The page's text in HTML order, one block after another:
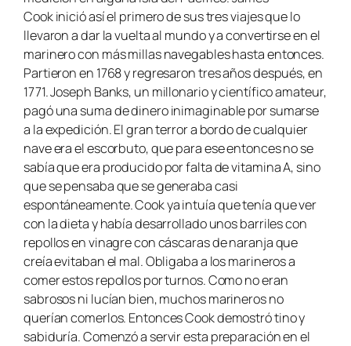
Cook inició así el primero de sus tres viajes que lo
llevaron a dar la vuelta al mundo y a convertirse en el
marinero con más millas navegables hasta entonces.
Partieron en 1768 y regresaron tres años después, en
1771. Joseph Banks, un millonario y científico amateur,
pagó una suma de dinero inimaginable por sumarse
a la expedición. El gran terror a bordo de cualquier
nave era el escorbuto, que para ese entonces no se
sabía que era producido por falta de vitamina A, sino
que se pensaba que se generaba casi
espontáneamente. Cook ya intuía que tenía que ver
con la dieta y había desarrollado unos barriles con
repollos en vinagre con cáscaras de naranja que
creía evitaban el mal. Obligaba a los marineros a
comer estos repollos por turnos. Como no eran
sabrosos ni lucían bien, muchos marineros no
querían comerlos. Entonces Cook demostró tino y
sabiduría. Comenzó a servir esta preparación en el